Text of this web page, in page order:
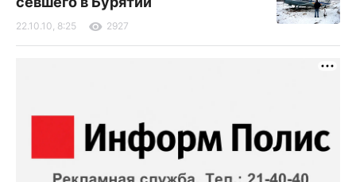
22.10.10, 8:25 2927